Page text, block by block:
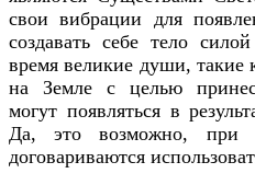
свои вибрации для
создавать себе тело
время великие души,
на Земле с целью
могут появляться в
Да, это возможно, при
договариваются